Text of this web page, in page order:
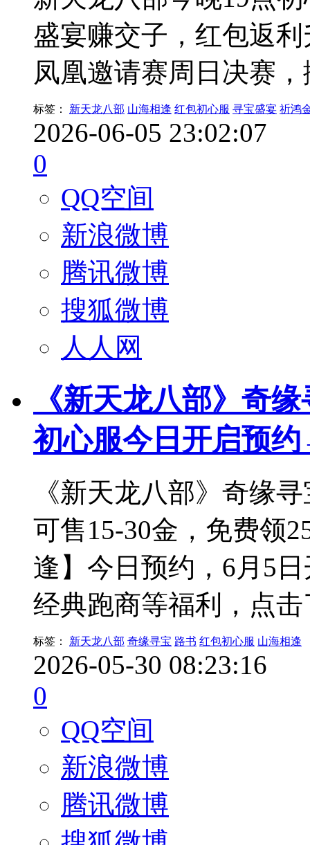
盛宴赚交子，红包返
凤凰邀请赛周日决赛
标签： 新天龙八部 山海相逢 红包初心服 寻宝盛宴 祈鸿
2026-06-05 23:02:07
0
QQ空间
新浪微博
腾讯微博
搜狐微博
人人网
《新天龙八部》奇
初心服今日开启预
《新天龙八部》奇缘
可售15-30金，免费领
逢】今日预约，6月5
经典跑商等福利，点
标签： 新天龙八部 奇缘寻宝 路书 红包初心服 山海相逢
2026-05-30 08:23:16
0
QQ空间
新浪微博
腾讯微博